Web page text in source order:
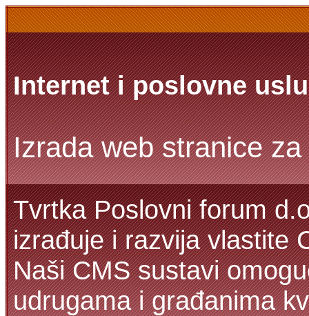
Internet i poslovne
Izrada web stranice
Tvrtka Poslovni forum
izrađuje i razvija vlastite
Naši CMS sustavi
udrugama i građanima